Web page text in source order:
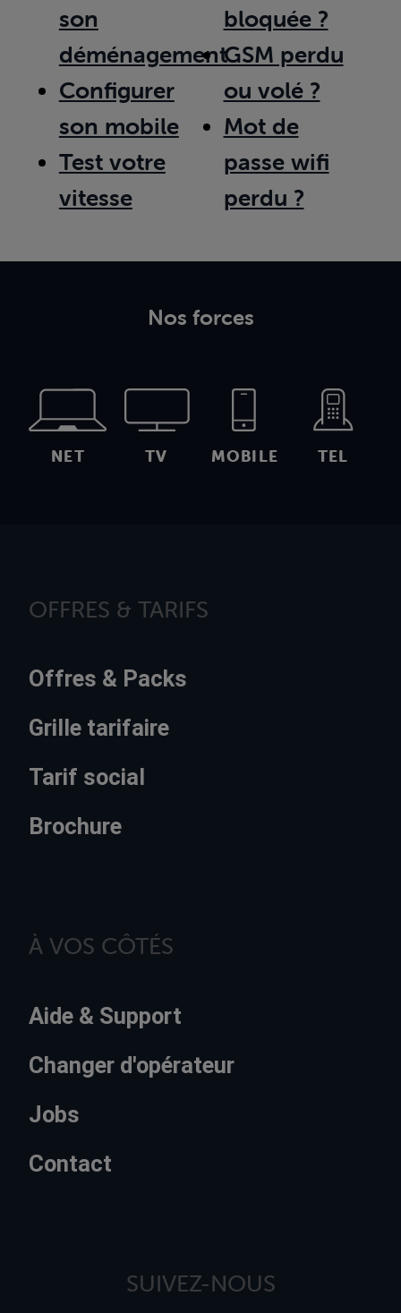
son
déménagement
Configurer
son mobile
Test votre
vitesse
bloquée ?
GSM perdu
ou volé ?
Mot de
passe wifi
perdu ?
Nos forces
NET TV MOBILE TEL
OFFRES & TARIFS
Offres & Packs
Grille tarifaire
Tarif social
Brochure
À VOS CÔTÉS
Aide & Support
Changer d'opérateur
Jobs
Contact
SUIVEZ-NOUS